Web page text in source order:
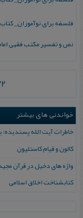
فلسفه برای نوآموزان_
نص و تفسیر مکتب فقهی
خواندنی های بیشتر
خاطرات‌ آیت‌ الله‌
کالون و قیام کاستلیون
واژه های دخیل در قرآن
کتابشناخت اخلاق اسلامی